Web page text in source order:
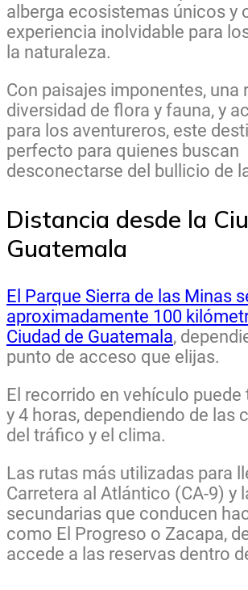
alberga ecosistemas únicos y
experiencia inolvidable para
la naturaleza.
Con paisajes imponentes, una
diversidad de flora y fauna, y
para los aventureros, este
perfecto para quienes buscan
desconectarse del bullicio de
Distancia desde la
Guatemala
El Parque Sierra de las Minas
aproximadamente 100
Ciudad de Guatemala,
punto de acceso que elijas.
El recorrido en vehículo puede
y 4 horas, dependiendo de las
del tráfico y el clima.
Las rutas más utilizadas para
Carretera al Atlántico (CA-9) y
secundarias que conducen
como El Progreso o Zacapa,
accede a las reservas dentro